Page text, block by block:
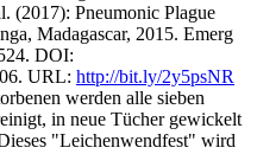
(2017): Pneumonic Plague
Madagascar, 2015. Emerg
DOI:
URL: http://bit.ly/2y5psNR
werden alle sieben
in neue Tücher gewickelt
"Leichenwendfest" wird